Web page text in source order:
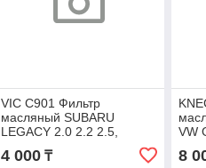
VIC C901 Фильтр
масляный SUBARU
LEGACY 2.0 2.2 2.5,
SUBARU FORESTER 2.0
2.5
4 000₸
VW
8